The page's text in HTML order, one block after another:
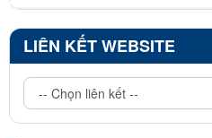
LIÊN KẾT WEBSITE